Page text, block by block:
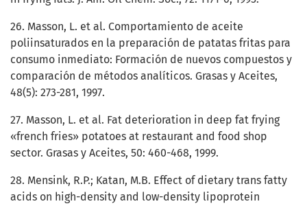
26. Masson, L. et al. Comportamiento de aceite
poliinsaturados en la preparación de patatas fritas para
consumo inmediato: Formación de nuevos compuestos y
comparación de métodos analíticos. Grasas y Aceites,
48(5): 273-281, 1997.
27. Masson, L. et al. Fat deterioration in deep fat frying
«french fries» potatoes at restaurant and food shop
sector. Grasas y Aceites, 50: 460-468, 1999.
28. Mensink, R.P.; Katan, M.B. Effect of dietary trans fatty
acids on high-density and low-density lipoprotein